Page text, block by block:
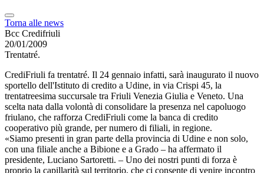
Torna alle news
Bcc Credifriuli
20/01/2009
Trentatré.
CrediFriuli fa trentatré. Il 24 gennaio infatti, sarà inaugurato il nuovo
sportello dell'Istituto di credito a Udine, in via Crispi 45, la
trentatreesima succursale tra Friuli Venezia Giulia e Veneto. Una
scelta nata dalla volontà di consolidare la presenza nel capoluogo
friulano, che rafforza CrediFriuli come la banca di credito
cooperativo più grande, per numero di filiali, in regione.
«Siamo presenti in gran parte della provincia di Udine e non solo,
con una filiale anche a Bibione e a Grado – ha affermato il
presidente, Luciano Sartoretti. – Uno dei nostri punti di forza è
proprio la capillarità sul territorio, che ci consente di venire incontro